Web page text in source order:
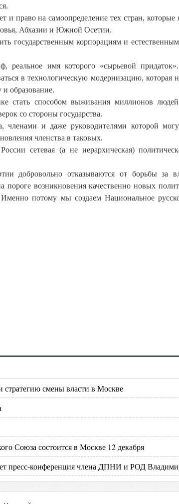
и право на самоопределение тех стран,
Абхазии и Южной Осетии.
государственным корпорациям и
реальное имя которого «сырьевой
в технологическую модернизацию, которая
образование.
стать способом выживания миллионов
со стороны государства.
и даже руководителями которой
членства в таковых.
сетевая (а не иерархическая)
добровольно отказываются от борьбы за
пороге возникновения качественно новых
потому мы создаем Национальное
стратегию смены власти в Москве
Союза состоится в Москве 12 декабря
пресс-конференция члена ДПНИ и РОД